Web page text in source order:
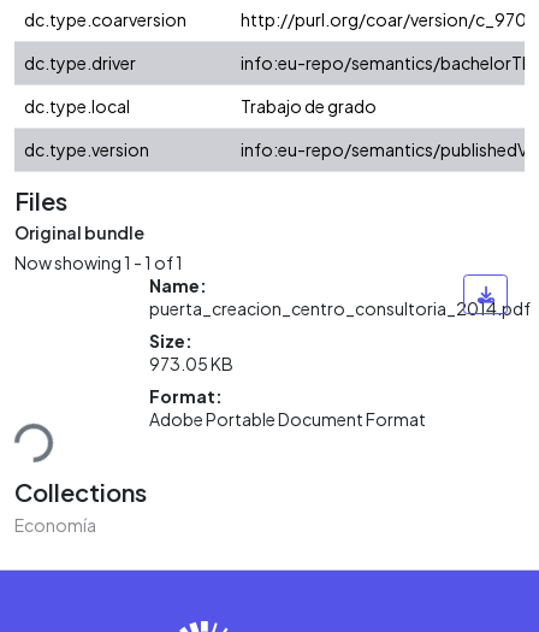
dc.type.coarversion
http://purl.org/coar/version/
dc.type.driver
info:eu-repo/semantics/
dc.type.local
Trabajo de grado
dc.type.version
info:eu-repo/semantics/
Files
Original bundle
Now showing1 - 1 of 1
Name:
puerta_creacion_centro_consultoria_2014.pdf
Size:
973.05 KB
Format:
Adobe Portable Document Format
Collections
Economía